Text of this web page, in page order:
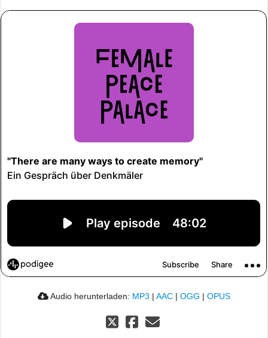
Audio herunterladen: MP3 | AAC | OGG | OPUS